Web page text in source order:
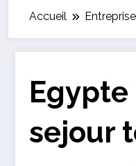
Accueil Entreprise
sejour